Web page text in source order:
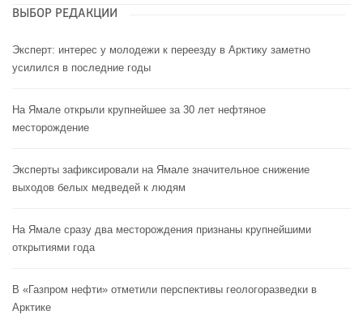
ВЫБОР РЕДАКЦИИ
Эксперт: интерес у молодежи к переезду в Арктику заметно
усилился в последние годы
На Ямале открыли крупнейшее за 30 лет нефтяное
месторождение
Эксперты зафиксировали на Ямале значительное снижение
выходов белых медведей к людям
На Ямале сразу два месторождения признаны крупнейшими
открытиями года
В «Газпром нефти» отметили перспективы геологоразведки в
Арктике